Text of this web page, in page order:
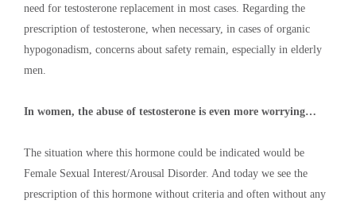
need for testosterone replacement in most cases. Regarding the
prescription of testosterone, when necessary, in cases of organic
hypogonadism, concerns about safety remain, especially in elderly
men.
In women, the abuse of testosterone is even more worrying…
The situation where this hormone could be indicated would be
Female Sexual Interest/Arousal Disorder. And today we see the
prescription of this hormone without criteria and often without any